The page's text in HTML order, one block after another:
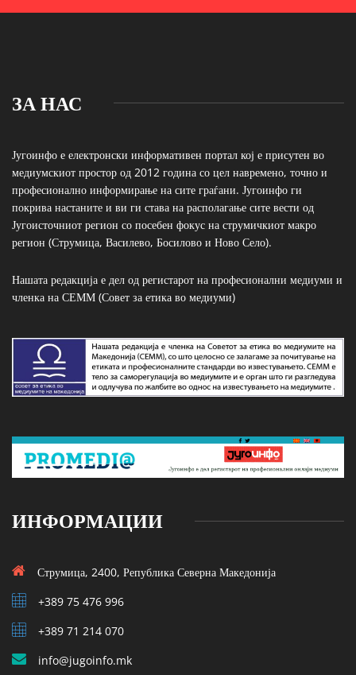
ЗА НАС
Југоинфо е електронски информативен портал кој е присутен во
медиумскиот простор од 2012 година со цел навремено, точно и
професионално информирање на сите граѓани. Југоинфо ги
покрива настаните и ви ги става на располагање сите вести од
Југоисточниот регион со посебен фокус на струмичкиот макро
регион (Струмица, Василево, Босилово и Ново Село).
Нашата редакција е дел од регистарот на професионални медиуми и
членка на СЕММ (Совет за етика во медиуми)
ИНФОРМАЦИИ
Струмица, 2400, Република Северна Македонија
+389 75 476 996
+389 71 214 070
info@jugoinfo.mk